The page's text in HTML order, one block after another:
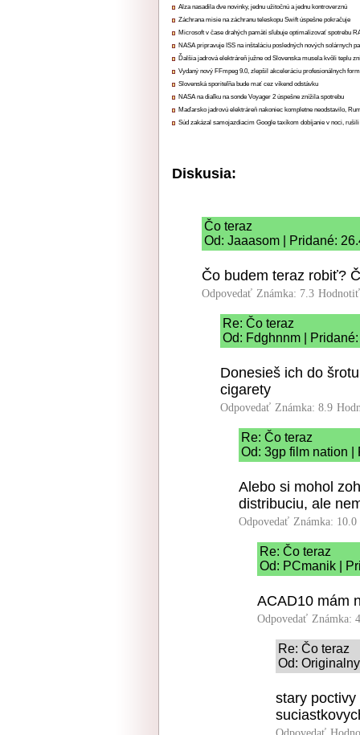
Alza nasadila dve novinky, jednu užitočnú a jednu kontroverznú
Záchrana misie na záchranu teleskopu Swift úspešne pokračuje
Microsoft v čase drahých pamätí sľubuje optimalizovať spotrebu
NASA pripravuje ISS na inštaláciu posledných nových solárnych
Ďalšia jadrová elektráreň južne od Slovenska musela kvôli teplu
Vydaný nový FFmpeg 9.0, zlepšil akceleráciu profesionálnych
Slovenská sporiteľňa bude mať cez víkend odstávku
NASA na diaľku na sonde Voyager 2 úspešne znížila spotrebu
Maďarsko jadrovú elektráreň nakoniec kompletne neodstavilo,
Súd zakázal samojazdiacim Google taxíkom dobíjanie v noci,
Diskusia:
Čo teraz
Od: Jaaasom | Pridané:
Čo budem teraz robiť?
Odpovedať Známka: 7.3
Re: Čo teraz
Od: Fdghnnm |
Donesieš ich do
cigarety
Odpovedať Známka: 8.9
Re: Čo teraz
Od: 3gp film nation |
Alebo si mohol
distribuciu, ale
Odpovedať Známka: 10.0
Re: Čo teraz
Od: PCmanik |
ACAD10 mám
Odpovedať Známka:
Re: Čo teraz
Od:
stary